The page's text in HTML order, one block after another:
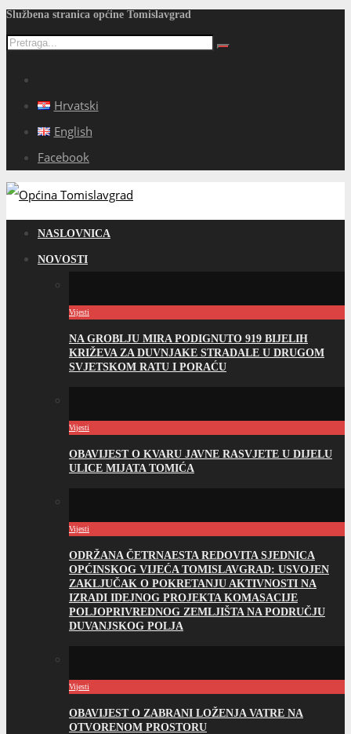
Službena stranica općine Tomislavgrad
Hrvatski
English
Facebook
NASLOVNICA
NOVOSTI
Vijesti
NA GROBLJU MIRA PODIGNUTO 919 BIJELIH
KRIŽEVA ZA DUVNJAKE STRADALE U DRUGOM
SVJETSKOM RATU I PORAĆU
Vijesti
OBAVIJEST O KVARU JAVNE RASVJETE U DIJELU
ULICE MIJATA TOMIĆA
Vijesti
ODRŽANA ČETRNAESTA REDOVITA SJEDNICA
OPĆINSKOG VIJEĆA TOMISLAVGRAD: USVOJEN
ZAKLJUČAK O POKRETANJU AKTIVNOSTI NA
IZRADI IDEJNOG PROJEKTA KOMASACIJE
POLJOPRIVREDNOG ZEMLJIŠTA NA PODRUČJU
DUVANJSKOG POLJA
Vijesti
OBAVIJEST O ZABRANI LOŽENJA VATRE NA
OTVORENOM PROSTORU